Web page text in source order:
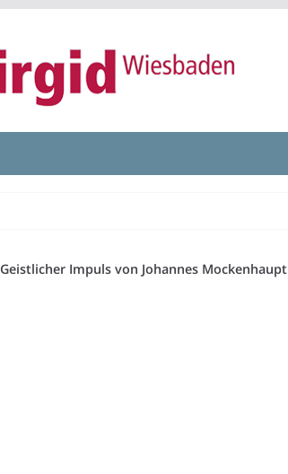
Geistlicher Impuls von Johannes Mockenhaupt